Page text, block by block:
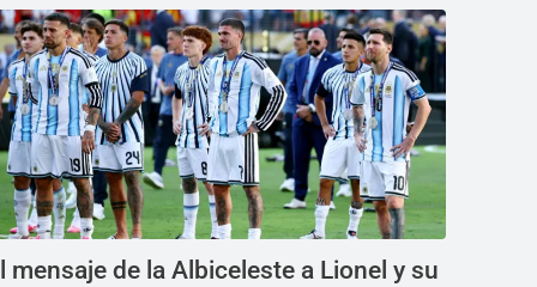
mensaje de la Albiceleste a Lionel y su